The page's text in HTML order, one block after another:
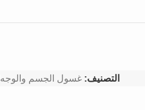
التصنيف: غسول الجسم والوجه